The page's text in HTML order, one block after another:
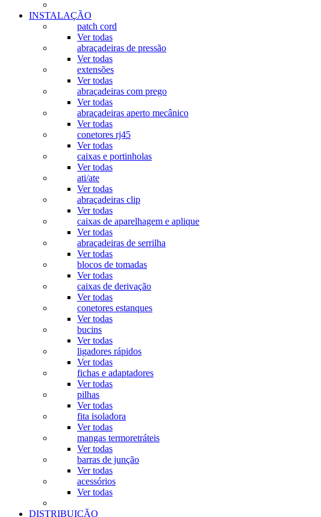
INSTALAÇÃO
patch cord
Ver todas
abraçadeiras de pressão
Ver todas
extensões
Ver todas
abraçadeiras com prego
Ver todas
abraçadeiras aperto mecânico
Ver todas
conetores rj45
Ver todas
caixas e portinholas
Ver todas
ati/ate
Ver todas
abraçadeiras clip
Ver todas
caixas de aparelhagem e aplique
Ver todas
abraçadeiras de serrilha
Ver todas
blocos de tomadas
Ver todas
caixas de derivação
Ver todas
conetores estanques
Ver todas
bucins
Ver todas
ligadores rápidos
Ver todas
fichas e adaptadores
Ver todas
pilhas
Ver todas
fita isoladora
Ver todas
mangas termoretráteis
Ver todas
barras de junção
Ver todas
acessórios
Ver todas
DISTRIBUIÇÃO